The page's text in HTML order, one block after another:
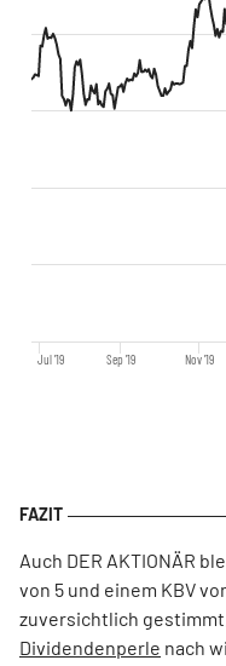
Jul '19 Sep '19 Nov '19
Auch DER AKTIONÄR
von 5 und einem KBV
zuversichtlich
Dividendenperle nach